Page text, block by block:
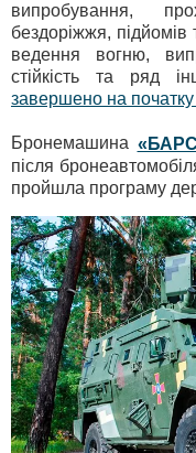
випробування,
бездоріжжя, підйомів
ведення вогню,
стійкість та ряд
завершено на початку
Бронемашина
після
пройшла програму